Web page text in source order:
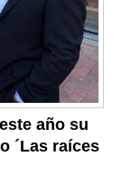
año su
´Las raíces